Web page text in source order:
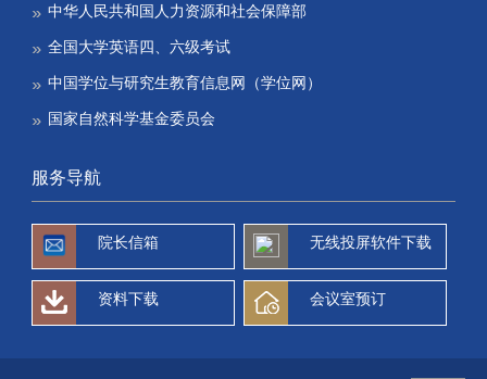
中华人民共和国人力资源和社会保障部
全国大学英语四、六级考试
中国学位与研究生教育信息网（学位网）
国家自然科学基金委员会
服务导航
院长信箱 无线投屏软件下载
资料下载 会议室预订